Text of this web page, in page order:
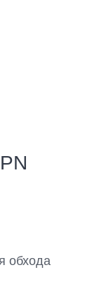
обхода